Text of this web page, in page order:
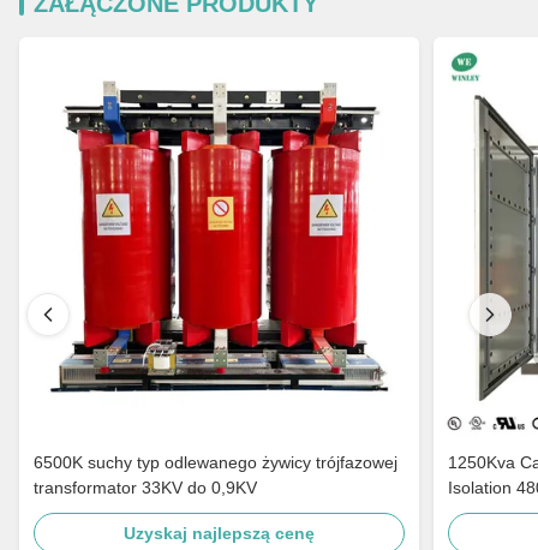
6500K suchy typ odlewanego żywicy trójfazowej
transformator 33KV do 0,9KV
Uzyskaj najlepszą cenę
1250Kva Cast Resin Dry Type Transformers
Isolation